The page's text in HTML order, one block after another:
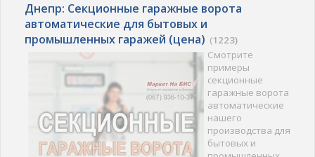
Днепр: Секционные гаражные ворота
автоматические для бытовых и
промышленных гаражей (цена) (1223)
Смотрите
примеры
секционные
гаражные ворота
автоматические
нашего
производства для
бытовых и